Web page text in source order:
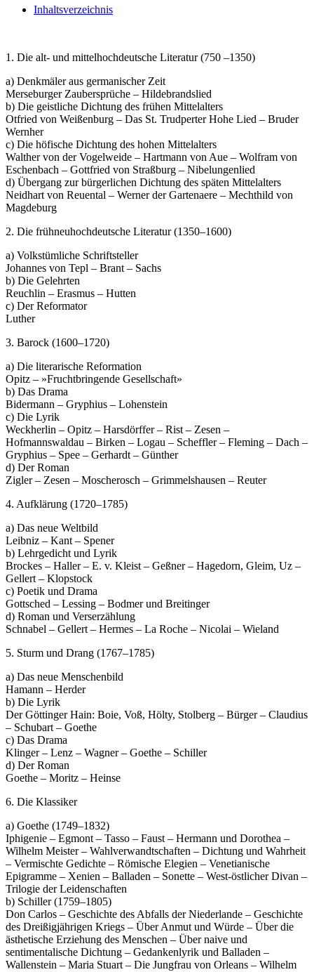
Inhaltsverzeichnis
1. Die alt- und mittelhochdeutsche Literatur (750 –1350)
a) Denkmäler aus germanischer Zeit
Merseburger Zaubersprüche – Hildebrandslied
b) Die geistliche Dichtung des frühen Mittelalters
Otfried von Weißenburg – Das St. Trudperter Hohe Lied – Bruder
Wernher
c) Die höfische Dichtung des hohen Mittelalters
Walther von der Vogelweide – Hartmann von Aue – Wolfram von
Eschenbach – Gottfried von Straßburg – Nibelungenlied
d) Übergang zur bürgerlichen Dichtung des späten Mittelalters
Neidhart von Reuental – Werner der Gartenaere – Mechthild von
Magdeburg
2. Die frühneuhochdeutsche Literatur (1350–1600)
a) Volkstümliche Schriftsteller
Johannes von Tepl – Brant – Sachs
b) Die Gelehrten
Reuchlin – Erasmus – Hutten
c) Der Reformator
Luther
3. Barock (1600–1720)
a) Die literarische Reformation
Opitz – »Fruchtbringende Gesellschaft»
b) Das Drama
Bidermann – Gryphius – Lohenstein
c) Die Lyrik
Weckherlin – Opitz – Harsdörffer – Rist – Zesen –
Hofmannswaldau – Birken – Logau – Scheffler – Fleming – Dach –
Gryphius – Spee – Gerhardt – Günther
d) Der Roman
Zigler – Zesen – Moscherosch – Grimmelshausen – Reuter
4. Aufklärung (1720–1785)
a) Das neue Weltbild
Leibniz – Kant – Spener
b) Lehrgedicht und Lyrik
Brockes – Haller – E. v. Kleist – Geßner – Hagedorn, Gleim, Uz –
Gellert – Klopstock
c) Poetik und Drama
Gottsched – Lessing – Bodmer und Breitinger
d) Roman und Verserzählung
Schnabel – Gellert – Hermes – La Roche – Nicolai – Wieland
5. Sturm und Drang (1767–1785)
a) Das neue Menschenbild
Hamann – Herder
b) Die Lyrik
Der Göttinger Hain: Boie, Voß, Hölty, Stolberg – Bürger – Claudius
– Schubart – Goethe
c) Das Drama
Klinger – Lenz – Wagner – Goethe – Schiller
d) Der Roman
Goethe – Moritz – Heinse
6. Die Klassiker
a) Goethe (1749–1832)
Iphigenie – Egmont – Tasso – Faust – Hermann und Dorothea –
Wilhelm Meister – Wahlverwandtschaften – Dichtung und Wahrheit
– Vermischte Gedichte – Römische Elegien – Venetianische
Epigramme – Xenien – Balladen – Sonette – West-östlicher Divan –
Trilogie der Leidenschaften
b) Schiller (1759–1805)
Don Carlos – Geschichte des Abfalls der Niederlande – Geschichte
des Dreißigjährigen Kriegs – Über Anmut und Würde – Über die
ästhetische Erziehung des Menschen – Über naive und
sentimentalische Dichtung – Gedankenlyrik und Balladen –
Wallenstein – Maria Stuart – Die Jungfrau von Orleans – Wilhelm